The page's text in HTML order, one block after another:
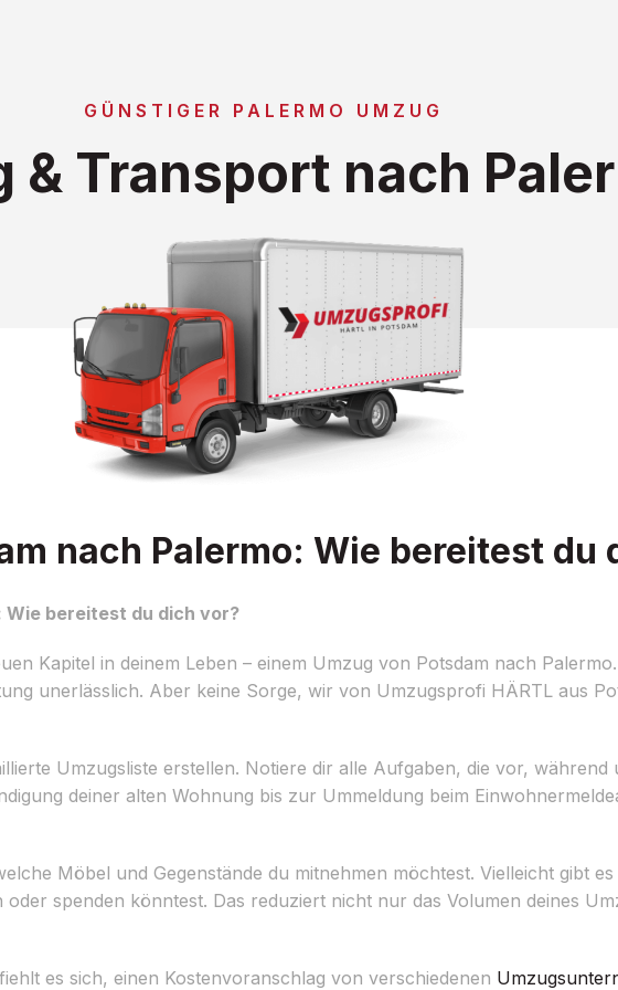
GÜNSTIGER PALERMO UMZUG
& Transport nach
nach Palermo: Wie bereitest du
Wie bereitest du dich vor?
Kapitel in deinem Leben – einem Umzug von Potsdam nach
unerlässlich. Aber keine Sorge, wir von Umzugsprofi HÄRTL aus
Umzugsliste erstellen. Notiere dir alle Aufgaben, die vor, während
deiner alten Wohnung bis zur Ummeldung beim
Möbel und Gegenstände du mitnehmen möchtest. Vielleicht gibt
spenden könntest. Das reduziert nicht nur das Volumen deines
es sich, einen Kostenvoranschlag von verschiedenen